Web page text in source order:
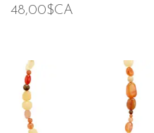
48,00$CA